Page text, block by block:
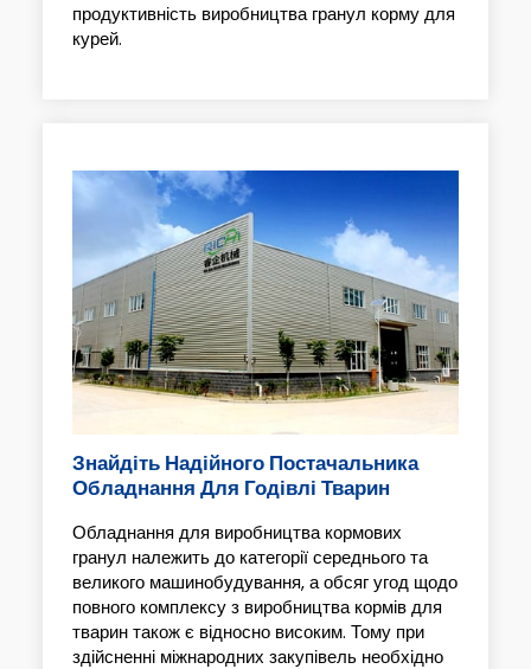
продуктивність виробництва гранул корму для
курей.
Знайдіть Надійного Постачальника
Обладнання Для Годівлі Тварин
Обладнання для виробництва кормових
гранул належить до категорії середнього та
великого машинобудування, а обсяг угод щодо
повного комплексу з виробництва кормів для
тварин також є відносно високим. Тому при
здійсненні міжнародних закупівель необхідно